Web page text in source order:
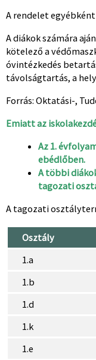
A rendelet
A diákok számára
kötelező a
óvintézkedés
távolságtartás, a
Forrás: Oktatási-,
Emiatt az
Az 1.
ebédlőben.
A többi
tagozati
A tagozati
Osztály
1.a
1.b
1.d
1.k
1.e